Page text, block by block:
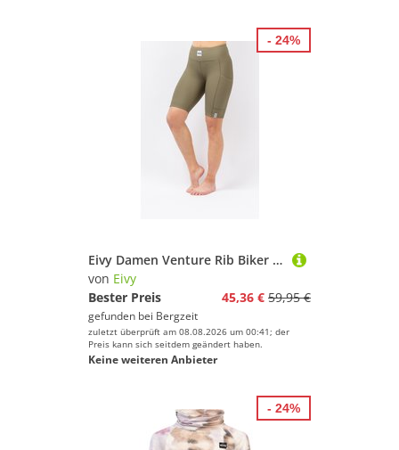
Eivy Damen Venture Rib Biker Shorts
von Eivy
Bester Preis
45,36 € 59,95 €
gefunden bei Bergzeit
zuletzt überprüft am 08.08.2026 um 00:41; der
Preis kann sich seitdem geändert haben.
Keine weiteren Anbieter
- 24%
- 24%